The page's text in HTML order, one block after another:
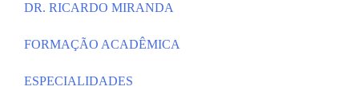
DR. RICARDO MIRANDA
FORMAÇÃO ACADÊMICA
ESPECIALIDADES